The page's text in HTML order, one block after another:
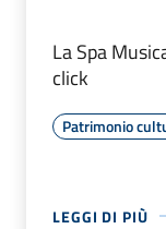
La Spa
click
Patrimonio
LEGGI DI PIÙ